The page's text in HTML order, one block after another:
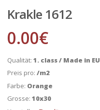
Krakle 1612
0.00€
Qualität: 1. class / Made in EU
Preis pro: /m2
Farbe: Orange
Grosse: 10x30